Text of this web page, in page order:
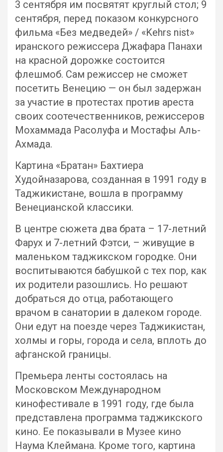
3 сентября им посвятят круглый стол; 9
сентября, перед показом конкурсного
фильма «Без медведей» / «Kehrs nist»
иранского режиссера Джафара Панахи
на красной дорожке состоится
флешмоб. Сам режиссер не сможет
посетить Венецию — он был задержан
за участие в протестах против ареста
своих соотечественников, режиссеров
Мохаммада Расолуфа и Мостафы Аль-
Ахмада.
Картина «Братан» Бахтиера
Худойназарова, созданная в 1991 году в
Таджикистане, вошла в программу
Венецианской классики.
В центре сюжета два брата – 17-летний
Фарух и 7-летний Фэтси, – живущие в
маленьком таджикском городке. Они
воспитываются бабушкой с тех пор, как
их родители разошлись. Но решают
добраться до отца, работающего
врачом в санатории в далеком городе.
Они едут на поезде через Таджикистан,
холмы и горы, города и села, вплоть до
афганской границы.
Премьера ленты состоялась на
Московском Международном
кинофестивале в 1991 году, где была
представлена программа таджикского
кино. Ее показывали в Музее кино
Наума Клеймана. Кроме того, картина